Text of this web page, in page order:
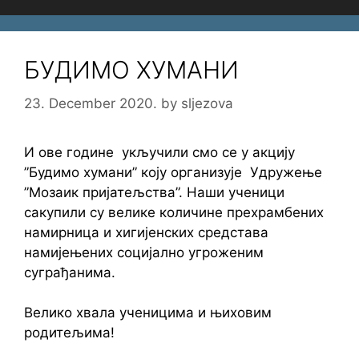
БУДИМО ХУМАНИ
23. December 2020. by sljezova
И ове године укључили смо се у акцију
”Будимо хумани” коју организује Удружење
”Мозаик пријатељства”. Наши ученици
сакупили су велике количине прехрамбених
намирница и хигијенских средстава
намијењених социјално угроженим
суграђанима.
Велико хвала ученицима и њиховим
родитељима!